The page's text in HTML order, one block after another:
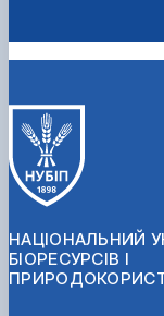
НАЦІОНАЛЬНИЙ
БІОРЕСУРСІВ І